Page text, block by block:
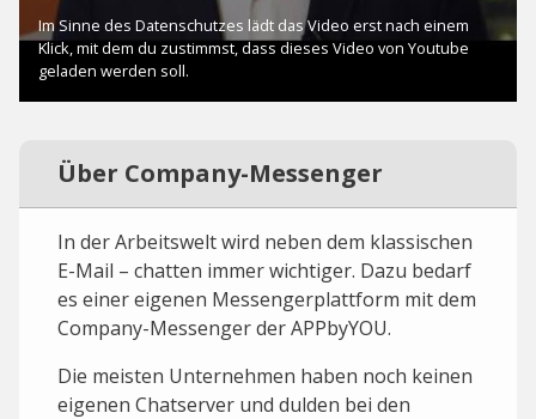
Über Company-Messenger
In der Arbeitswelt wird neben dem klassischen
E-Mail – chatten immer wichtiger. Dazu bedarf
es einer eigenen Messengerplattform mit dem
Company-Messenger der APPbyYOU.
Die meisten Unternehmen haben noch keinen
eigenen Chatserver und dulden bei den